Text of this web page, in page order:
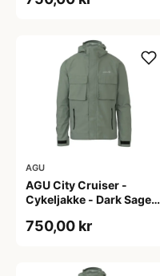
AGU
AGU City Cruiser -
Cykeljakke - Dark Sage -
750,00 kr